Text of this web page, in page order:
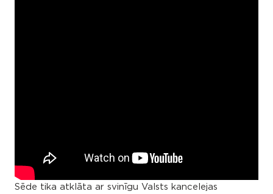
Sēde tika atklāta ar svinīgu Valsts kancelejas